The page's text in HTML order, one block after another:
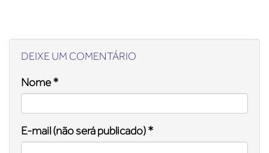
DEIXE UM COMENTÁRIO
Nome *
E-mail (não será publicado) *